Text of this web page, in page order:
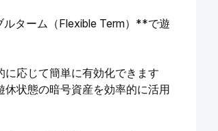
ターム（Flexible Term）**で遊
応じて簡単に有効化できます
休状態の暗号資産を効率的に活用